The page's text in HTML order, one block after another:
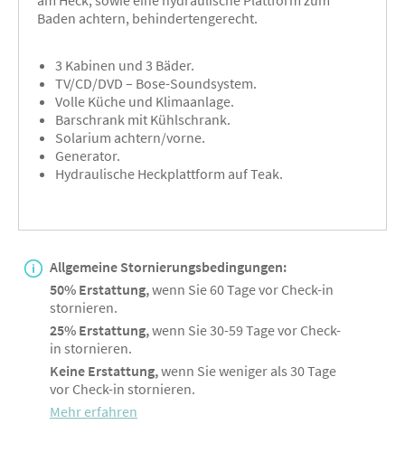
Baden achtern, behindertengerecht.
3 Kabinen und 3 Bäder.
TV/CD/DVD – Bose-Soundsystem.
Volle Küche und Klimaanlage.
Barschrank mit Kühlschrank.
Solarium achtern/vorne.
Generator.
Hydraulische Heckplattform auf Teak.
Allgemeine Stornierungsbedingungen:
50% Erstattung,wenn Sie 60 Tage vor Check-in
stornieren.
25% Erstattung,wenn Sie 30-59 Tage vor Check-
in stornieren.
Keine Erstattung,wenn Sie weniger als 30 Tage
vor Check-in stornieren.
Mehr erfahren